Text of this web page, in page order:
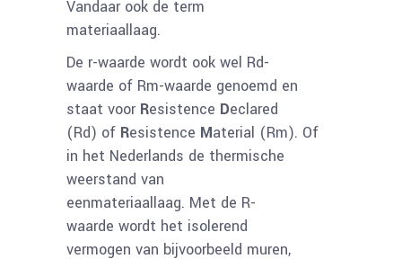
Vandaar ook de term
materiaallaag.
De r-waarde wordt ook wel Rd-
waarde of Rm-waarde genoemd en
staat voor Resistence Declared
(Rd) of Resistence Material (Rm). Of
in het Nederlands de thermische
weerstand van
eenmateriaallaag. Met de R-
waarde wordt het isolerend
vermogen van bijvoorbeeld muren,